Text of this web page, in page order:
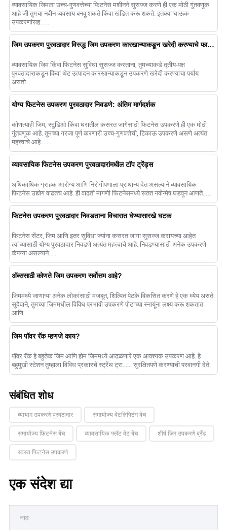
व्यावसायिक जिमला उच्च-गुणवत्तेच्या फिटनेस मशीनने सुसज्ज करणे ही एक मोठी गुंतवणूक
आहे जी तुमचा नवीन व्यवसाय बनवू शकते किंवा खंडित करू शकते. इतक्या घाऊक
उपकरणांसह......
जिम उपकरण पुरवठादार विरुद्ध जिम उपकरण कारखान्याकडून खरेदी करण्याचे फायदे आणि तोटे एक्सप्लोर करणे
व्यावसायिक जिम किंवा फिटनेस सुविधा सुसज्ज करताना, तुमच्याकडे तृतीय-पक्ष
पुरवठादाराकडून किंवा थेट उत्पादन कारखान्याकडून उपकरणे खरेदी करण्याचा पर्याय
असतो......
योग्य फिटनेस उपकरण पुरवठादार निवडणे: अंतिम मार्गदर्शक
कोणत्याही जिम, स्टुडिओ किंवा घरातील कसरत जागेसाठी फिटनेस उपकरणे ही एक मोठी
गुंतवणूक आहे. तुमच्या गरजा पूर्ण करणारी उच्च-गुणवत्तेची, टिकाऊ उपकरणे असणे अत्यंत
महत्त्वाचे आहे ......
व्यावसायिक फिटनेस उपकरण पुरवठादारांमधील टॉप ट्रेंड्स
अधिकाधिक ग्राहक आरोग्य आणि निरोगीपणाला प्राधान्य देत असल्याने व्यावसायिक
फिटनेस उद्योग वाढतच आहे. ही वाढती मागणी फिटनेसमध्ये सतत नवोन्मेष घडवून आणते......
फिटनेस उपकरण पुरवठादार निवडताना विचारात घेण्यासारखे घटक
फिटनेस सेंटर, जिम आणि इतर सुविधा ज्यांना कसरत जागा सुसज्ज करायच्या आहेत
त्यांच्यासाठी योग्य पुरवठादार निवडणे अत्यंत महत्त्वाचे आहे. निवडण्यासाठी अनेक उपकरणे
कंपन्या असल्याने......
अ‍ॅब्ससाठी कोणते जिम उपकरण सर्वोत्तम आहे?
जिममध्ये जाणाऱ्या अनेक लोकांसाठी मजबूत, शिल्पित पेटके विकसित करणे हे एक ध्येय असते.
सुदैवाने, तुमच्या जिममधील विविध प्रभावी उपकरणे पोटाच्या स्नायूंना लक्ष्य करू शकतात
आणि......
जिम पॉवर रॅक म्हणजे काय?
पॉवर रॅक हे बहुतेक जिम आणि होम जिममध्ये आढळणारे एक आवश्यक उपकरण आहे. हे
बहुमुखी स्टेशन तुम्हाला विविध प्रकारचे स्ट्रेंथ ट्रा...... सुरक्षितपणे करण्याची परवानगी देते.
संबंधित शोध
व्यायाम उपकरणे पुरवठादार समायोज्य वेटलिफ्टिंग बेंच
समायोज्य फिटनेस बेंच व्यावसायिक फ्लॅट वेट बेंच शीर्ष जिम उपकरणे ब्रँड
स्वस्त फिटनेस उपकरणे
एक संदेश द्या